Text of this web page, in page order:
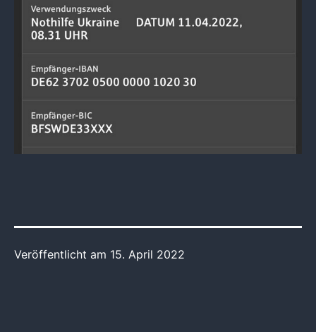
Veröffentlicht am 15. April 2022